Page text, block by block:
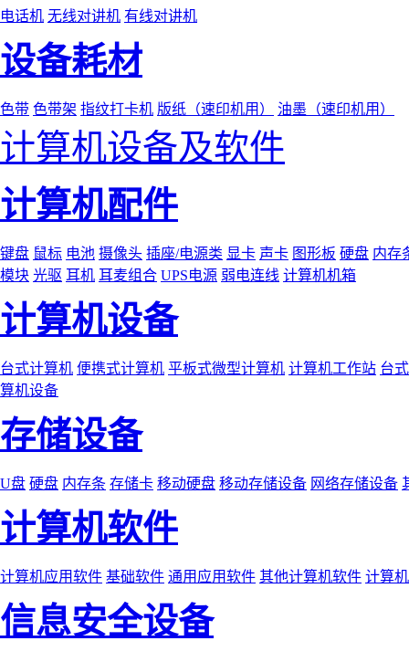
电话机 无线对讲机 有线对讲机
设备耗材
色带 色带架 指纹打卡机 版纸（速印机用） 油墨（速印机用）
计算机设备及软件
计算机配件
键盘 鼠标 电池 摄像头 插座/电源类 显卡 声卡 图形板 硬盘 内存
模块 光驱 耳机 耳麦组合 UPS电源 弱电连线 计算机机箱
计算机设备
台式计算机 便携式计算机 平板式微型计算机 计算机工作站 台
算机设备
存储设备
U盘 硬盘 内存条 存储卡 移动硬盘 移动存储设备 网络存储设备
计算机软件
计算机应用软件 基础软件 通用应用软件 其他计算机软件 计算
信息安全设备